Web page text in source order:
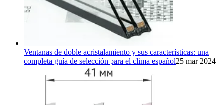
Ventanas de doble acristalamiento y sus características: una
completa guía de selección para el clima español25 mar 2024